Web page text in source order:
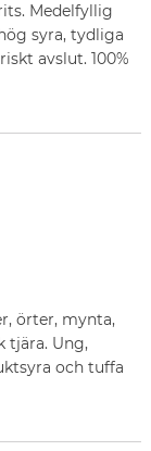
Medelfyllig
syra, tydliga
avslut. 100%
örter, mynta,
tjära. Ung,
och tuffa